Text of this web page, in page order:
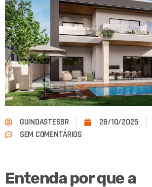
GUINDASTESBR
28/10/2025
SEM COMENTÁRIOS
Entenda por que a